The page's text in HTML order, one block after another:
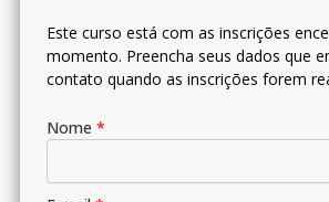
Este curso está com as inscrições
momento. Preencha seus dados que
contato quando as inscrições forem
Nome*